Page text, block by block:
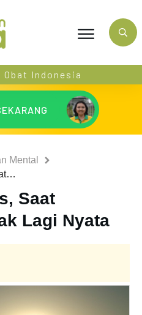
Obat Indonesia
Mental
Gejala Psikosis, Saat Kenyataan Tidak Lagi Nyata
Saat
Lagi Nyata